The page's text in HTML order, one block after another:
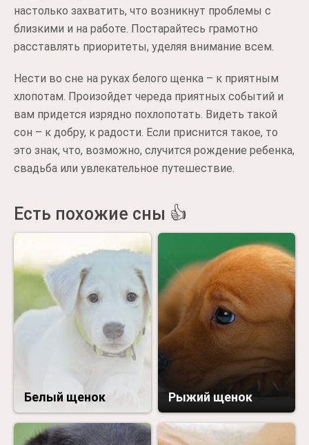
настолько захватить, что возникнут проблемы с
близкими и на работе. Постарайтесь грамотно
расставлять приоритеты, уделяя внимание всем.
Нести во сне на руках белого щенка – к приятным
хлопотам. Произойдет череда приятных событий и
вам придется изрядно похлопотать. Видеть такой
сон – к добру, к радости. Если приснится такое, то
это знак, что, возможно, случится рождение ребенка,
свадьба или увлекательное путешествие.
Есть похожие сны 👍
Белый щенок Рыжий щенок